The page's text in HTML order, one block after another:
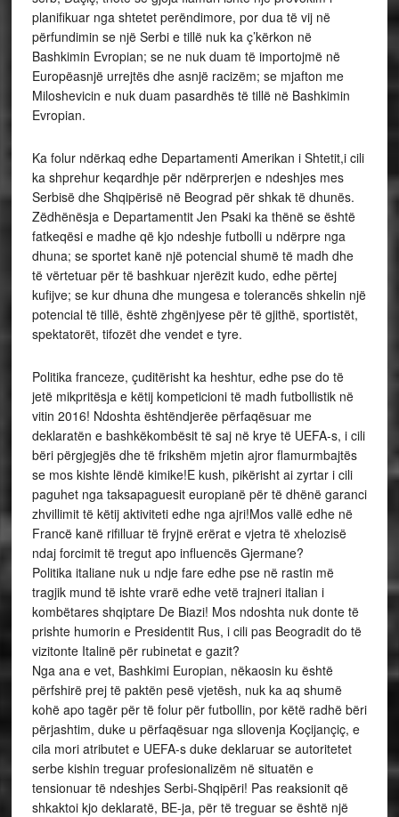
planifikuar nga shtetet perëndimore, por dua të vij në
përfundimin se një Serbi e tillë nuk ka ç’kërkon në
Bashkimin Evropian; se ne nuk duam të importojmë në
Europëasnjë urrejtës dhe asnjë racizëm; se mjafton me
Miloshevicin e nuk duam pasardhës të tillë në Bashkimin
Evropian.
Ka folur ndërkaq edhe Departamenti Amerikan i Shtetit,i cili
ka shprehur keqardhje për ndërprerjen e ndeshjes mes
Serbisë dhe Shqipërisë në Beograd për shkak të dhunës.
Zëdhënësja e Departamentit Jen Psaki ka thënë se është
fatkeqësi e madhe që kjo ndeshje futbolli u ndërpre nga
dhuna; se sportet kanë një potencial shumë të madh dhe
të vërtetuar për të bashkuar njerëzit kudo, edhe përtej
kufijve; se kur dhuna dhe mungesa e tolerancës shkelin një
potencial të tillë, është zhgënjyese për të gjithë, sportistët,
spektatorët, tifozët dhe vendet e tyre.
Politika franceze, çuditërisht ka heshtur, edhe pse do të
jetë mikpritësja e këtij kompeticioni të madh futbollistik në
vitin 2016! Ndoshta ështëndjerëe përfaqësuar me
deklaratën e bashkëkombësit të saj në krye të UEFA-s, i cili
bëri përgjegjës dhe të frikshëm mjetin ajror flamurmbajtës
se mos kishte lëndë kimike!E kush, pikërisht ai zyrtar i cili
paguhet nga taksapaguesit europianë për të dhënë garanci
zhvillimit të këtij aktiviteti edhe nga ajri!Mos vallë edhe në
Francë kanë rifilluar të fryjnë erërat e vjetra të xhelozisë
ndaj forcimit të tregut apo influencës Gjermane?
Politika italiane nuk u ndje fare edhe pse në rastin më
tragjik mund të ishte vrarë edhe vetë trajneri italian i
kombëtares shqiptare De Biazi! Mos ndoshta nuk donte të
prishte humorin e Presidentit Rus, i cili pas Beogradit do të
vizitonte Italinë për rubinetat e gazit?
Nga ana e vet, Bashkimi Europian, nëkaosin ku është
përfshirë prej të paktën pesë vjetësh, nuk ka aq shumë
kohë apo tagër për të folur për futbollin, por këtë radhë bëri
përjashtim, duke u përfaqësuar nga sllovenja Koçijançiç, e
cila mori atributet e UEFA-s duke deklaruar se autoritetet
serbe kishin treguar profesionalizëm në situatën e
tensionuar të ndeshjes Serbi-Shqipëri! Pas reaksionit që
shkaktoi kjo deklaratë, BE-ja, për të treguar se është një